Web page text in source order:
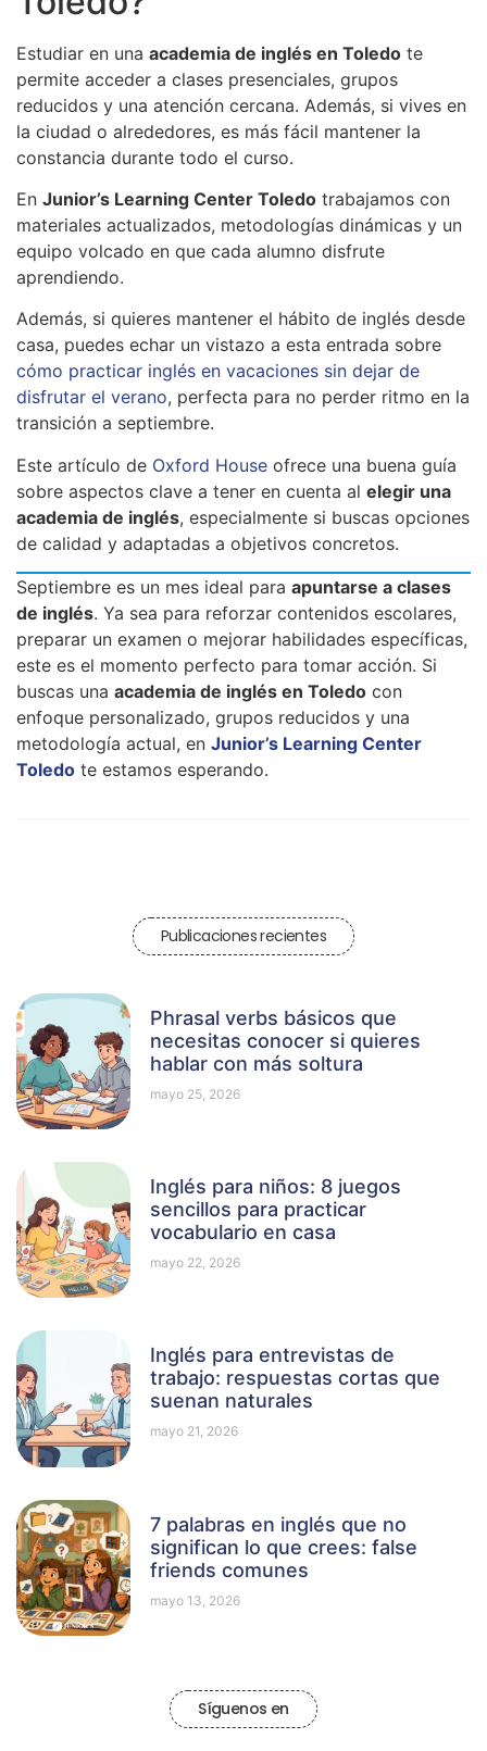
Estudiar en una academia de inglés en Toledo te
permite acceder a clases presenciales, grupos
reducidos y una atención cercana. Además, si vives en
la ciudad o alrededores, es más fácil mantener la
constancia durante todo el curso.
En Junior’s Learning Center Toledo trabajamos con
materiales actualizados, metodologías dinámicas y un
equipo volcado en que cada alumno disfrute
aprendiendo.
Además, si quieres mantener el hábito de inglés desde
casa, puedes echar un vistazo a esta entrada sobre
cómo practicar inglés en vacaciones sin dejar de
disfrutar el verano, perfecta para no perder ritmo en la
transición a septiembre.
Este artículo de Oxford House ofrece una buena guía
sobre aspectos clave a tener en cuenta al elegir una
academia de inglés, especialmente si buscas opciones
de calidad y adaptadas a objetivos concretos.
Septiembre es un mes ideal para apuntarse a clases
de inglés. Ya sea para reforzar contenidos escolares,
preparar un examen o mejorar habilidades específicas,
este es el momento perfecto para tomar acción. Si
buscas una academia de inglés en Toledo con
enfoque personalizado, grupos reducidos y una
metodología actual, en Junior’s Learning Center
Toledo te estamos esperando.
Publicaciones recientes
Phrasal verbs básicos que
necesitas conocer si quieres
hablar con más soltura
mayo 25, 2026
Inglés para niños: 8 juegos
sencillos para practicar
vocabulario en casa
mayo 22, 2026
Inglés para entrevistas de
trabajo: respuestas cortas que
suenan naturales
mayo 21, 2026
7 palabras en inglés que no
significan lo que crees: false
friends comunes
mayo 13, 2026
Síguenos en